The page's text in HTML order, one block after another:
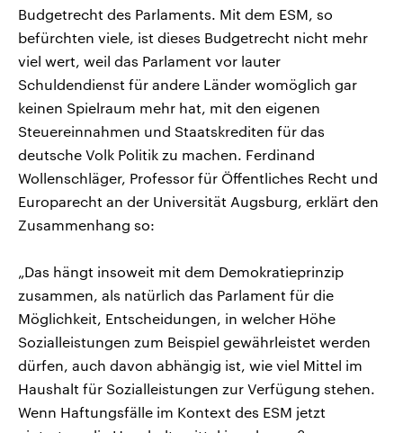
Budgetrecht des Parlaments. Mit dem ESM, so
befürchten viele, ist dieses Budgetrecht nicht mehr
viel wert, weil das Parlament vor lauter
Schuldendienst für andere Länder womöglich gar
keinen Spielraum mehr hat, mit den eigenen
Steuereinnahmen und Staatskrediten für das
deutsche Volk Politik zu machen. Ferdinand
Wollenschläger, Professor für Öffentliches Recht und
Europarecht an der Universität Augsburg, erklärt den
Zusammenhang so:
„Das hängt insoweit mit dem Demokratieprinzip
zusammen, als natürlich das Parlament für die
Möglichkeit, Entscheidungen, in welcher Höhe
Sozialleistungen zum Beispiel gewährleistet werden
dürfen, auch davon abhängig ist, wie viel Mittel im
Haushalt für Sozialleistungen zur Verfügung stehen.
Wenn Haftungsfälle im Kontext des ESM jetzt